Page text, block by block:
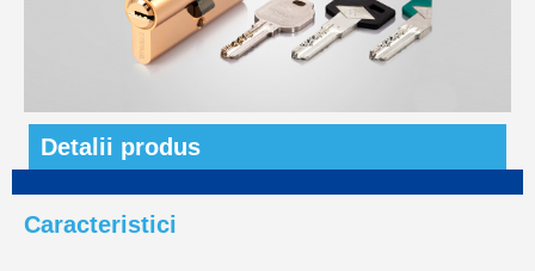
Detalii produs
Caracteristici